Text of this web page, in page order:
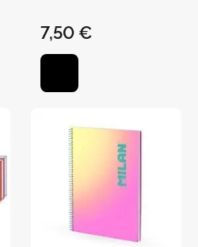
7,50 €